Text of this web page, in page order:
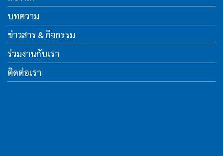
บทความ
ข่าวสาร & กิจกรรม
ร่วมงานกับเรา
ติดต่อเรา